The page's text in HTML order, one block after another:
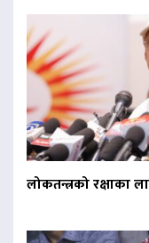
लोकतन्त्रको